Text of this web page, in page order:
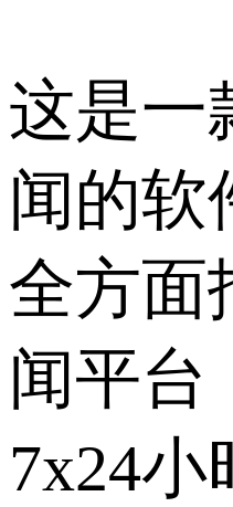
这是一
闻的软
全方面
闻平台
7x24小